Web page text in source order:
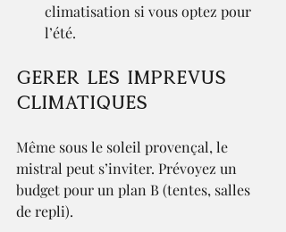
climatisation si vous optez pour
l’été.
Gérer les imprévus
climatiques
Même sous le soleil provençal, le
mistral peut s’inviter. Prévoyez un
budget pour un plan B (tentes, salles
de repli).